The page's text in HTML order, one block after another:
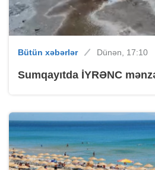
Bütün xəbərlər Dünən, 17:10
Sumqayıtda İYRƏNC